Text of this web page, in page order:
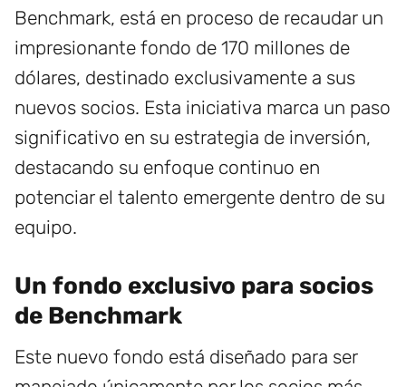
Benchmark, está en proceso de recaudar un
impresionante fondo de 170 millones de
dólares, destinado exclusivamente a sus
nuevos socios. Esta iniciativa marca un paso
significativo en su estrategia de inversión,
destacando su enfoque continuo en
potenciar el talento emergente dentro de su
equipo.
Un fondo exclusivo para socios
de Benchmark
Este nuevo fondo está diseñado para ser